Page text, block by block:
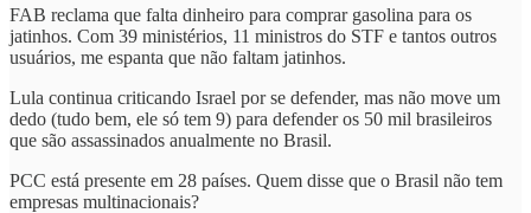
FAB reclama que falta dinheiro para comprar gasolina para os
jatinhos. Com 39 ministérios, 11 ministros do STF e tantos outros
usuários, me espanta que não faltam jatinhos.
Lula continua criticando Israel por se defender, mas não move um
dedo (tudo bem, ele só tem 9) para defender os 50 mil brasileiros
que são assassinados anualmente no Brasil.
PCC está presente em 28 países. Quem disse que o Brasil não tem
empresas multinacionais?